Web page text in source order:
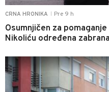
CRNA HRONIKA Pre 9 h
Osumnjičen za
Nikoliću određena